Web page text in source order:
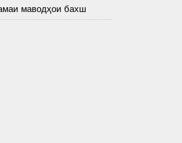
маводҳои бахш